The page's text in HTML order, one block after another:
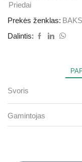
Priedai
Prekės ženklas: BAKS
Dalintis:
Svoris
Gamintojas